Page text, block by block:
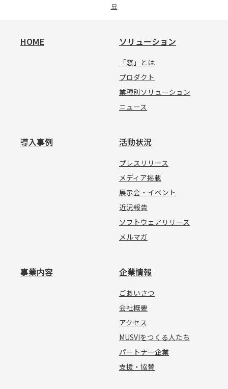
묘
HOME ソリューション
「窓」とは
プロダクト
業種別ソリューション
ニュース
導入事例 活動状況
プレスリリース
メディア掲載
展示会・イベント
近況報告
ソフトウェアリリース
メルマガ
事業内容 企業情報
ごあいさつ
会社概要
アクセス
MUSVIをつくる人たち
パートナー企業
支援・協賛